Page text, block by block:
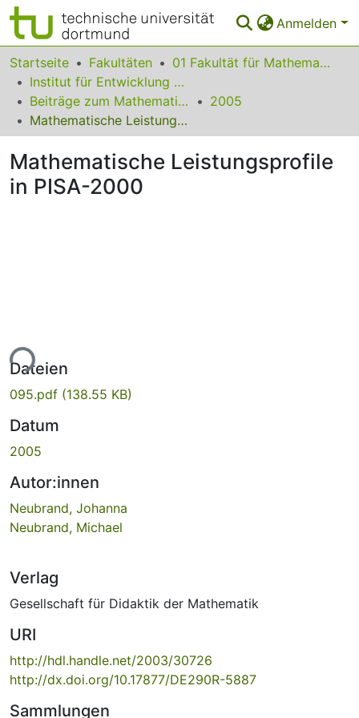
Anmelden
Bereiche & Sammlungen
Das gesamte Repositorium
Statistiken
FAQ
Leitlinien
Startseite Fakultäten
01 Fakultät für Mathematik
Institut für Entwicklung und Erforschung des Mathematikunterrichts
Beiträge zum Mathematikunterricht
2005
Mathematische Leistungsprofile in PISA-2000
Mathematische Leistungsprofile
in PISA-2000
Dateien
095.pdf (138.55 KB)
Datum
2005
Autor:innen
Neubrand, Johanna
Neubrand, Michael
Verlag
Gesellschaft für Didaktik der Mathematik
URI
http://hdl.handle.net/2003/30726
http://dx.doi.org/10.17877/DE290R-5887
Sammlungen